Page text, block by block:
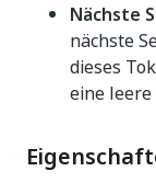
Nächste
nächste
dieses
eine